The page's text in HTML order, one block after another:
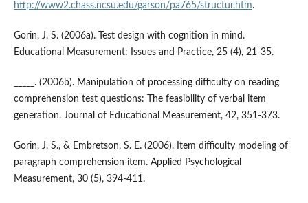
http://www2.chass.ncsu.edu/garson/pa765/structur.htm.
Gorin, J. S. (2006a). Test design with cognition in mind.
Educational Measurement: Issues and Practice, 25 (4), 21-35.
_____. (2006b). Manipulation of processing difficulty on reading
comprehension test questions: The feasibility of verbal item
generation. Journal of Educational Measurement, 42, 351-373.
Gorin, J. S., & Embretson, S. E. (2006). Item difficulty modeling of
paragraph comprehension item. Applied Psychological
Measurement, 30 (5), 394-411.